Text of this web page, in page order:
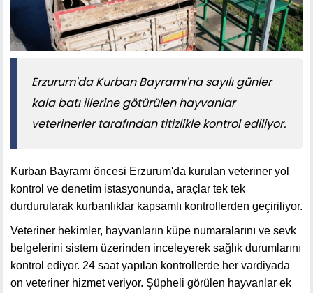
Erzurum'da Kurban Bayramı'na sayılı günler
kala batı illerine götürülen hayvanlar
veterinerler tarafından titizlikle kontrol ediliyor.
Kurban Bayramı öncesi Erzurum'da kurulan veteriner yol
kontrol ve denetim istasyonunda, araçlar tek tek
durdurularak kurbanlıklar kapsamlı kontrollerden geçiriliyor.
Veteriner hekimler, hayvanların küpe numaralarını ve sevk
belgelerini sistem üzerinden inceleyerek sağlık durumlarını
kontrol ediyor. 24 saat yapılan kontrollerde her vardiyada
on veteriner hizmet veriyor. Şüpheli görülen hayvanlar ek